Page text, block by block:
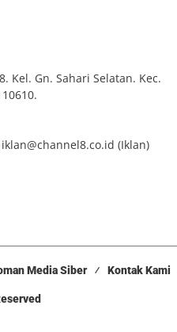
Kel. Gn. Sahari Selatan. Kec.
iklan@channel8.co.id (Iklan)
Media Siber Kontak Kami